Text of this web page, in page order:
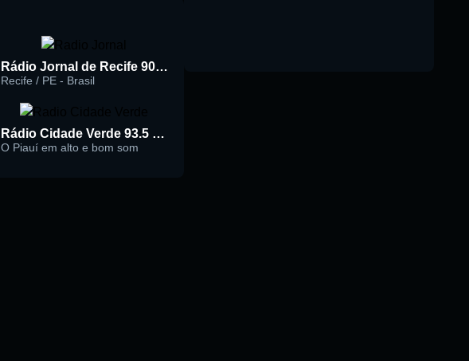
Rádio Jornal de Recife 90.3 FM
Recife / PE - Brasil
Rádio Cidade Verde 93.5 FM
O Piauí em alto e bom som